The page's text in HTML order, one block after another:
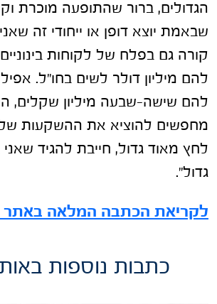
הגדולים, ברור שהתופעה מוכרת
שבאמת יוצא דופן או ייחודי זה
קורה גם בפלח של לקוחות
להם מיליון דולר לשים בחו"ל.
להם שישה-שבעה מיליון שקלים,
מחפשים להוציא את ההשקעות
לחץ מאוד גדול, חייבת להגיד
גדול".
לקריאת הכתבה המלאה באתר 103 >>
כתבות נוספות